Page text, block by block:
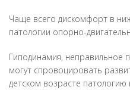
Чаще всего дискомфорт в
патологии опорно-
Гиподинамия, неправильное
могут спровоцировать
детском возрасте